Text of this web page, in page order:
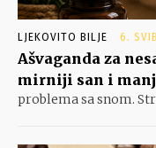
LJEKOVITO BILJE 6.
Ašvaganda za
mirniji san i
problema sa snom.